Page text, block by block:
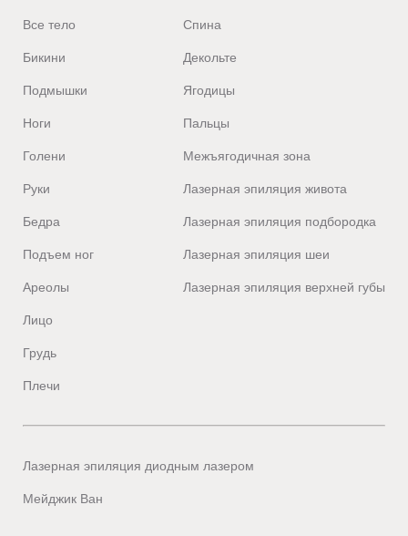
Все тело
Бикини
Подмышки
Ноги
Голени
Руки
Бедра
Подъем ног
Ареолы
Лицо
Грудь
Плечи
Спина
Декольте
Ягодицы
Пальцы
Межъягодичная зона
Лазерная эпиляция живота
Лазерная эпиляция подбородка
Лазерная эпиляция шеи
Лазерная эпиляция верхней губы
Лазерная эпиляция диодным лазером
Мейджик Ван